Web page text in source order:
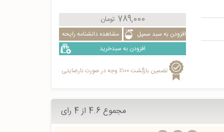
789,000 تومان
افزودن به سبد سمپل
مشاهده دانشنامه رایحه
افزودن به سبدخرید
تضمین بازگشت ۱۰۰٪ وجه در صورت نارضایتی
مجموع 4.6 از 4 رای